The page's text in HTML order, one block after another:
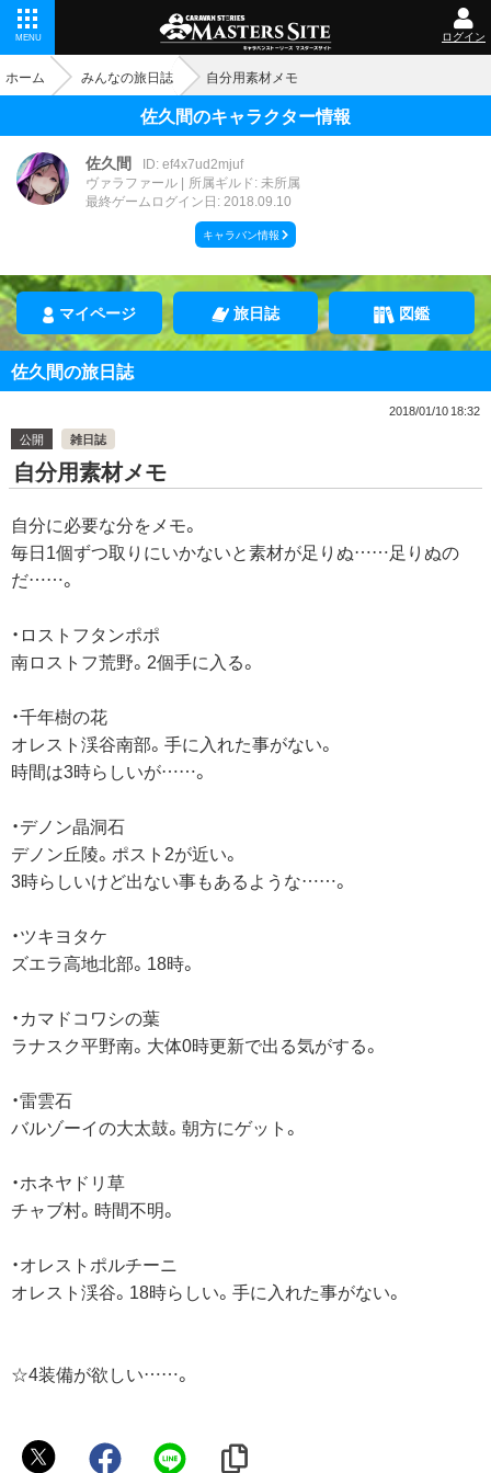
MENU ログイン
ホーム みんなの旅日誌 自分用素材メモ
佐久間のキャラクター情報
佐久間
ID: ef4x7ud2mjuf
ヴァラファール
所属ギルド: 未所属
最終ゲームログイン日: 2018.09.10
キャラバン情報
マイページ 旅日誌 図鑑
佐久間の旅日誌
2018/01/10 18:32
公開
雑日誌
自分用素材メモ
自分に必要な分をメモ。
毎日1個ずつ取りにいかないと素材が足りぬ……足りぬの
だ……。
・ロストフタンポポ
南ロストフ荒野。2個手に入る。
・千年樹の花
オレスト渓谷南部。手に入れた事がない。
時間は3時らしいが……。
・デノン晶洞石
デノン丘陵。ポスト2が近い。
3時らしいけど出ない事もあるような……。
・ツキヨタケ
ズエラ高地北部。18時。
・カマドコワシの葉
ラナスク平野南。大体0時更新で出る気がする。
・雷雲石
バルゾーイの大太鼓。朝方にゲット。
・ホネヤドリ草
チャブ村。時間不明。
・オレストポルチーニ
オレスト渓谷。18時らしい。手に入れた事がない。
☆4装備が欲しい……。
佐